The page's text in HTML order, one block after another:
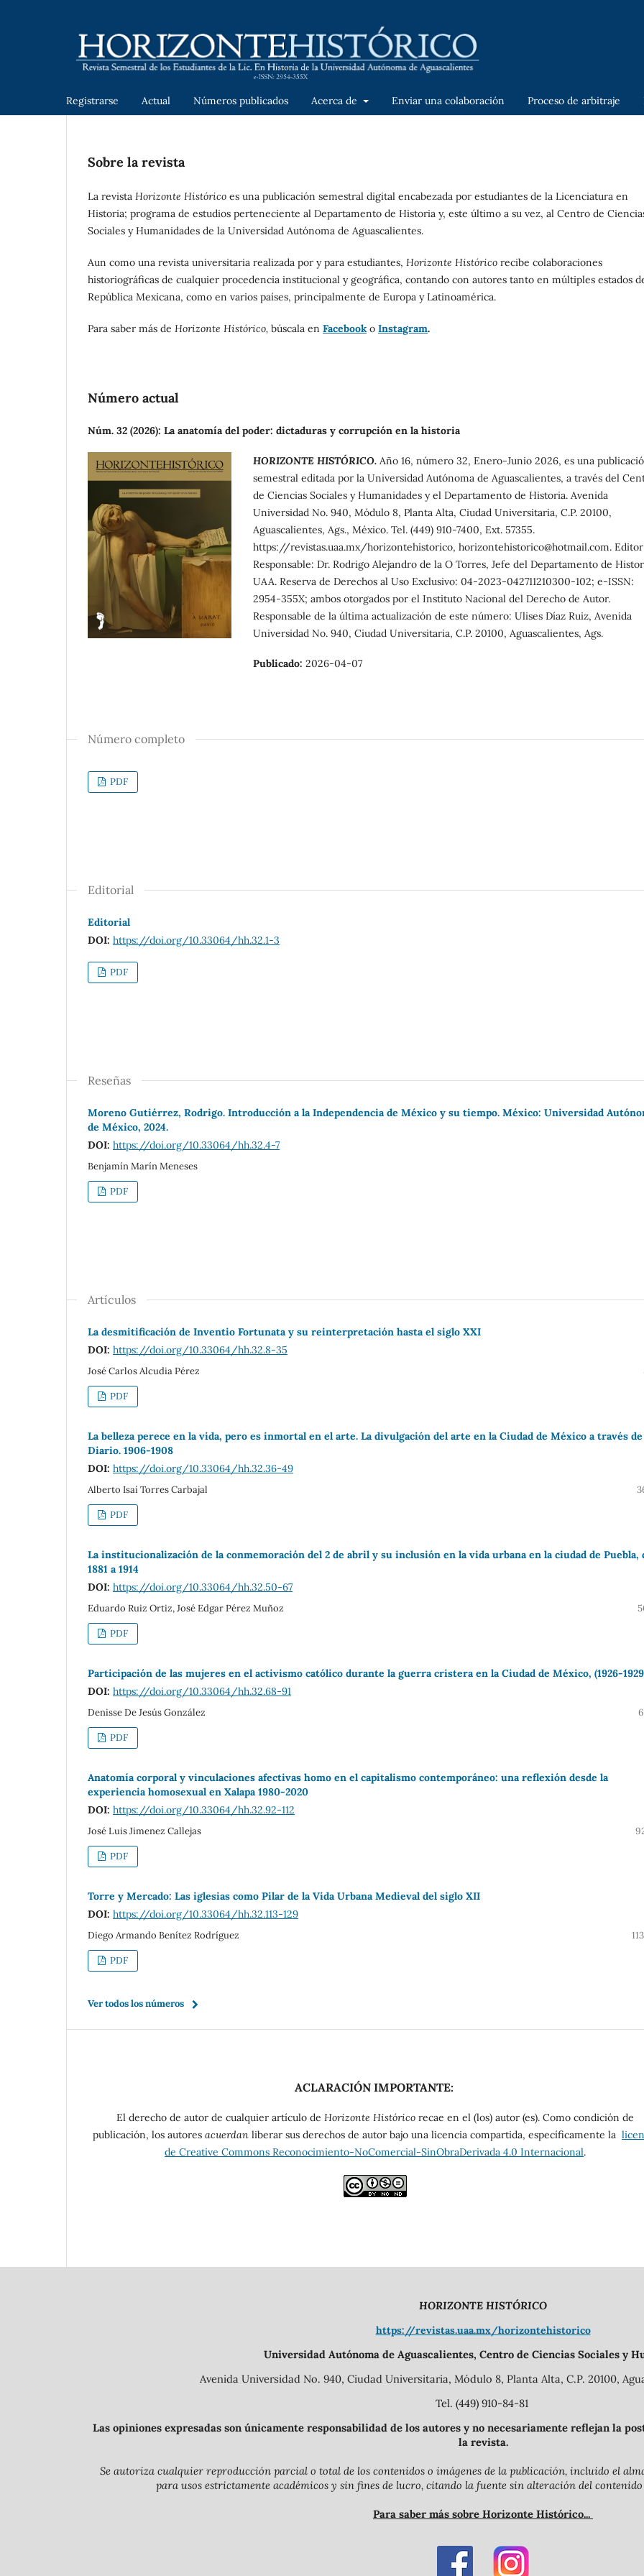
Registrarse Actual Números publicados Acerca de Enviar una colaboración Proceso de arbitraje
Sobre la revista
La revista Horizonte Histórico es una publicación semestral digital encabezada por estudiantes de la Licenciatura en
Historia; programa de estudios perteneciente al Departamento de Historia y, este último a su vez, al Centro de
Sociales y Humanidades de la Universidad Autónoma de Aguascalientes.
Aun como una revista universitaria realizada por y para estudiantes, Horizonte Histórico recibe colaboraciones
historiográficas de cualquier procedencia institucional y geográfica, contando con autores tanto en múltiples estados
República Mexicana, como en varios países, principalmente de Europa y Latinoamérica.
Para saber más de Horizonte Histórico, búscala en Facebook o Instagram.
Número actual
Núm. 32 (2026): La anatomía del poder: dictaduras y corrupción en la historia
HORIZONTE HISTÓRICO. Año 16, número 32, Enero-Junio 2026, es una
semestral editada por la Universidad Autónoma de Aguascalientes, a través del
de Ciencias Sociales y Humanidades y el Departamento de Historia. Avenida
Universidad No. 940, Módulo 8, Planta Alta, Ciudad Universitaria, C.P. 20100,
Aguascalientes, Ags., México. Tel. (449) 910-7400, Ext. 57355.
https://revistas.uaa.mx/horizontehistorico, horizontehistorico@hotmail.com. Editor
Responsable: Dr. Rodrigo Alejandro de la O Torres, Jefe del Departamento de
UAA. Reserva de Derechos al Uso Exclusivo: 04-2023-042711210300-102; e-ISSN:
2954-355X; ambos otorgados por el Instituto Nacional del Derecho de Autor.
Responsable de la última actualización de este número: Ulises Díaz Ruiz, Avenida
Universidad No. 940, Ciudad Universitaria, C.P. 20100, Aguascalientes, Ags.
Publicado: 2026-04-07
Número completo
PDF
Editorial
Editorial
DOI: https://doi.org/10.33064/hh.32.1-3
PDF
Reseñas
Moreno Gutiérrez, Rodrigo. Introducción a la Independencia de México y su tiempo. México: Universidad
de México, 2024.
DOI: https://doi.org/10.33064/hh.32.4-7
Benjamín Marín Meneses
PDF
Artículos
La desmitificación de Inventio Fortunata y su reinterpretación hasta el siglo XXI
DOI: https://doi.org/10.33064/hh.32.8-35
José Carlos Alcudia Pérez
PDF
La belleza perece en la vida, pero es inmortal en el arte. La divulgación del arte en la Ciudad de México a través
Diario. 1906-1908
DOI: https://doi.org/10.33064/hh.32.36-49
Alberto Isaí Torres Carbajal
PDF
La institucionalización de la conmemoración del 2 de abril y su inclusión en la vida urbana en la ciudad de Puebla,
1881 a 1914
DOI: https://doi.org/10.33064/hh.32.50-67
Eduardo Ruiz Ortiz, José Edgar Pérez Muñoz
PDF
Participación de las mujeres en el activismo católico durante la guerra cristera en la Ciudad de México, (1926-
DOI: https://doi.org/10.33064/hh.32.68-91
Denisse De Jesús González
PDF
Anatomía corporal y vinculaciones afectivas homo en el capitalismo contemporáneo: una reflexión desde la
experiencia homosexual en Xalapa 1980-2020
DOI: https://doi.org/10.33064/hh.32.92-112
José Luis Jimenez Callejas
PDF
Torre y Mercado: Las iglesias como Pilar de la Vida Urbana Medieval del siglo XII
DOI: https://doi.org/10.33064/hh.32.113-129
Diego Armando Benítez Rodríguez
PDF
Ver todos los números
ACLARACIÓN IMPORTANTE:
El derecho de autor de cualquier artículo de Horizonte Histórico recae en el (los) autor (es). Como condición de
publicación, los autores acuerdan liberar sus derechos de autor bajo una licencia compartida, específicamente la
de Creative Commons Reconocimiento-NoComercial-SinObraDerivada 4.0 Internacional.
HORIZONTE HISTÓRICO
https://revistas.uaa.mx/horizontehistorico
Universidad Autónoma de Aguascalientes, Centro de Ciencias Sociales y
Avenida Universidad No. 940, Ciudad Universitaria, Módulo 8, Planta Alta, C.P. 20100,
Tel. (449) 910-84-81
Las opiniones expresadas son únicamente responsabilidad de los autores y no necesariamente reflejan la
la revista.
Se autoriza cualquier reproducción parcial o total de los contenidos o imágenes de la publicación, incluido el
para usos estrictamente académicos y sin fines de lucro, citando la fuente sin alteración del
Para saber más sobre Horizonte Histórico...